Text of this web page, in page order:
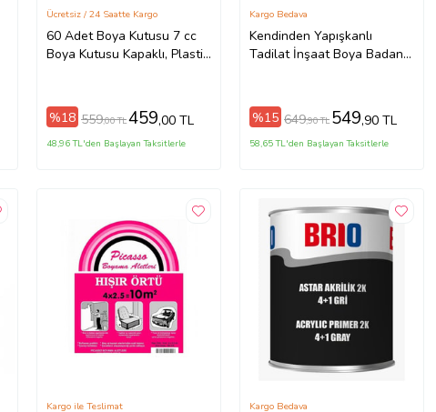
60 Adet Boya Kutusu 7 cc
Boya Kutusu Kapaklı, Plastik
Ücretsiz / 24 Saatte Kargo
%18 559,00 TL459,00 TL
48,96 TL'den Başlayan Taksitlerle
Kendinden Yapışkanlı
Tadilat İnşaat Boya Badana
Kargo Bedava
%15 649,90 TL 549,90 TL
58,65 TL'den Başlayan Taksitlerle
Kargo ile Teslimat Kargo Bedava